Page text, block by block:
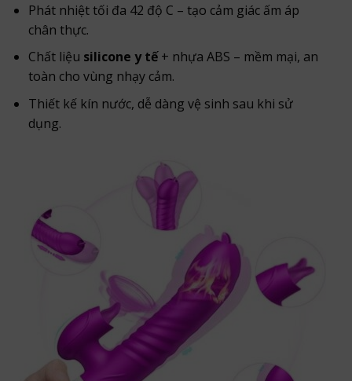
Phát nhiệt tối đa 42 độ C – tạo cảm giác ấm áp
chân thực.
Chất liệu silicone y tế+ nhựa ABS – mềm mại, an
toàn cho vùng nhạy cảm.
Thiết kế kín nước, dễ dàng vệ sinh sau khi sử
dụng.